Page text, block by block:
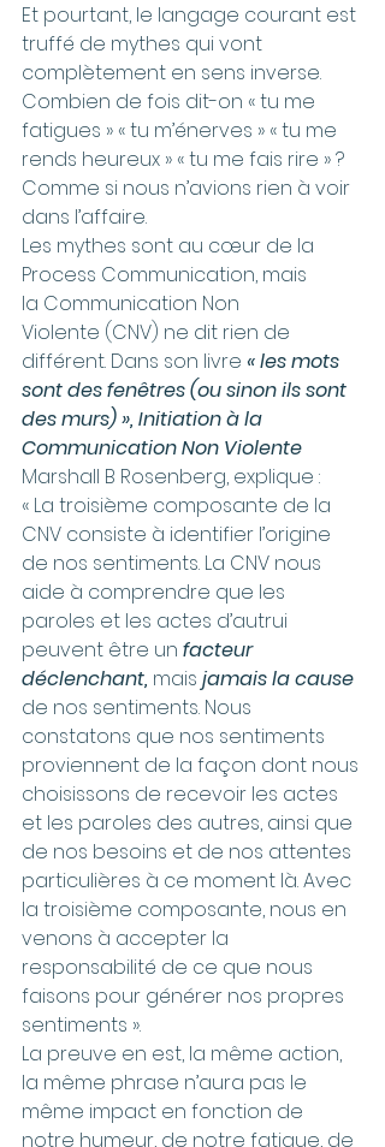
Et pourtant, le langage courant est
truffé de mythes qui vont
complètement en sens inverse.
Combien de fois dit-on « tu me
fatigues » « tu m’énerves » « tu me
rends heureux » « tu me fais rire » ?
Comme si nous n’avions rien à voir
dans l’affaire.
Les mythes sont au cœur de la
Process Communication, mais
la Communication Non
Violente (CNV) ne dit rien de
différent. Dans son livre « les mots
sont des fenêtres (ou sinon ils sont
des murs) », Initiation à la
Communication Non Violente
Marshall B Rosenberg, explique :
« La troisième composante de la
CNV consiste à identifier l’origine
de nos sentiments. La CNV nous
aide à comprendre que les
paroles et les actes d’autrui
peuvent être un facteur
déclenchant, mais jamais la cause
de nos sentiments. Nous
constatons que nos sentiments
proviennent de la façon dont nous
choisissons de recevoir les actes
et les paroles des autres, ainsi que
de nos besoins et de nos attentes
particulières à ce moment là. Avec
la troisième composante, nous en
venons à accepter la
responsabilité de ce que nous
faisons pour générer nos propres
sentiments ».
La preuve en est, la même action,
la même phrase n’aura pas le
même impact en fonction de
notre humeur, de notre fatigue, de